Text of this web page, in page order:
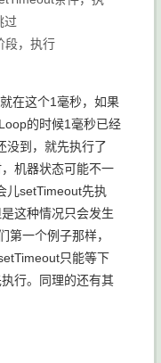
过
段，执行
在这个1毫秒，如果
的时候1毫秒已经
没到，就先执行了
机器状态可能不一
儿setTimeout先执
这种情况只会发生
第一个例子那样，
只能等下
行。同理的还有其